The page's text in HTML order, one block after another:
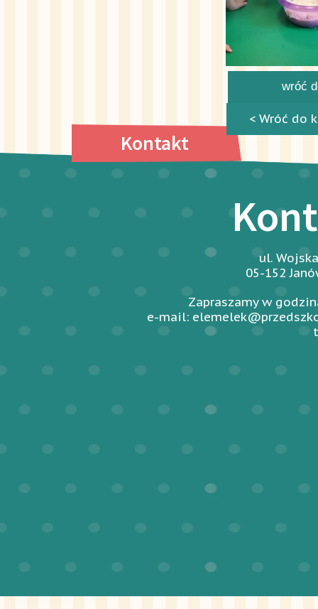
< Wróć do
Kontakt
ul.
05-152
Zapraszamy w
e-mail:
wróć